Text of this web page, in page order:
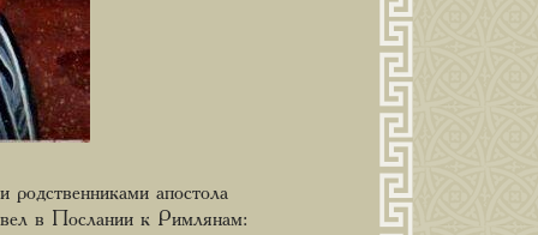
апостола
в Послании к Римлянам: